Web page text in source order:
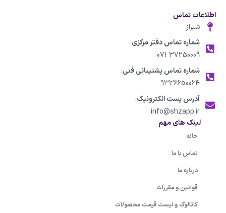
اطلاعات تماس
شیراز
شماره تماس دفتر مرکزی:
37250009 071
شماره تماس پشتیبانی فنی:
9336650064
آدرس پست الکترونیک:
info@shzapp.ir
لینک های مهم
خانه
تماس با ما
درباره ما
قوانین و مقررات
کاتالوگ و لیست قیمت محصولات